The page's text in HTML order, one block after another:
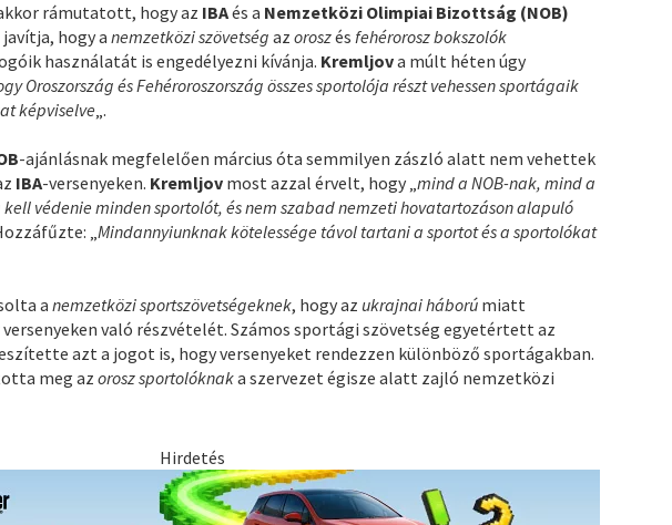
rámutatott, hogy az IBAés a Nemzetközi Olimpiai Bizottság (NOB)
hogy anemzetközi szövetség azoroszésfehérorosz bokszolók
használatát is engedélyezni kívánja. Kremljova múlt héten úgy
Oroszország és Fehéroroszország összes sportolója részt vehessen sportágaik
képviselve„.
-ajánlásnak megfelelően március óta semmilyen zászló alatt nem vehettek
IBA-versenyeken. Kremljov most azzal érvelt, hogy „mind a NOB-nak, mind a
védenie minden sportolót, és nem szabad nemzeti hovatartozáson alapuló
„Mindannyiunknak kötelessége távol tartani a sportot és a sportolókat
anemzetközi sportszövetségeknek, hogy az ukrajnai háború miatt
versenyeken való részvételét. Számos sportági szövetség egyetértett az
azt a jogot is, hogy versenyeket rendezzen különböző sportágakban.
meg azorosz sportolóknaka szervezet égisze alatt zajló nemzetközi
Hirdetés